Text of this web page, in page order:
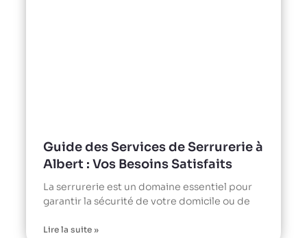
Guide des Services de Serrurerie à
Albert : Vos Besoins Satisfaits
La serrurerie est un domaine essentiel pour
garantir la sécurité de votre domicile ou de
Lire la suite »